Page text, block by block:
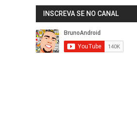
INSCREVA SE NO CANAL